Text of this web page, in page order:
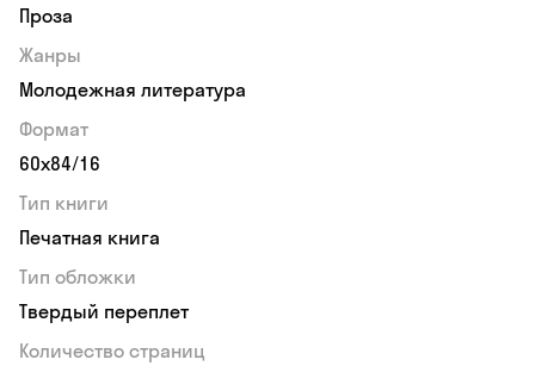
Проза
Жанры
Молодежная литература
Формат
60x84/16
Тип книги
Печатная книга
Тип обложки
Твердый переплет
Количество страниц